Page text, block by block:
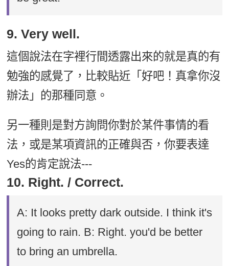
9. Very well.
這個說法在字裡行間透露出來的就是真的有
勉強的感覺了，比較貼近「好吧！真拿你沒
辦法」的那種同意。
另一種則是對方詢問你對於某件事情的看
法，或是某項資訊的正確與否，你要表達
Yes的肯定說法---
10. Right. / Correct.
A: It looks pretty dark outside. I think it's
going to rain. B: Right. you'd be better
to bring an umbrella.